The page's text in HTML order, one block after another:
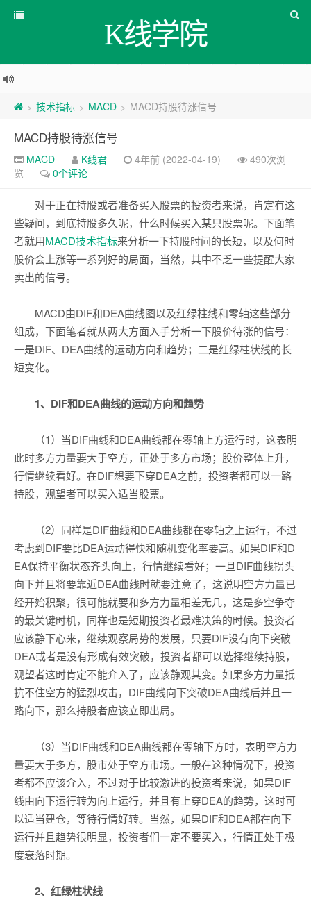
K线学院
> 技术指标 > MACD > MACD持股待涨信号
MACD持股待涨信号
MACD K线君 4年前 (2022-04-19)
490次浏
览
0个评论
对于正在持股或者准备买入股票的投资者来说，肯定有这
些疑问，到底持股多久呢，什么时候买入某只股票呢。下面笔
者就用MACD技术指标来分析一下持股时间的长短，以及何时
股价会上涨等一系列好的局面，当然，其中不乏一些提醒大家
卖出的信号。
MACD由DIF和DEA曲线图以及红绿柱线和零轴这些部分
组成，下面笔者就从两大方面入手分析一下股价待涨的信号：
一是DIF、DEA曲线的运动方向和趋势；二是红绿柱状线的长
短变化。
1、DIF和DEA曲线的运动方向和趋势
（1）当DIF曲线和DEA曲线都在零轴上方运行时，这表明
此时多方力量要大于空方，正处于多方市场；股价整体上升，
行情继续看好。在DIF想要下穿DEA之前，投资者都可以一路
持股，观望者可以买入适当股票。
（2）同样是DIF曲线和DEA曲线都在零轴之上运行，不过
考虑到DIF要比DEA运动得快和随机变化率要高。如果DIF和D
EA保持平衡状态齐头向上，行情继续看好；一旦DIF曲线拐头
向下并且将要靠近DEA曲线时就要注意了，这说明空方力量已
经开始积聚，很可能就要和多方力量相差无几，这是多空争夺
的最关键时机，同样也是短期投资者最难决策的时候。投资者
应该静下心来，继续观察局势的发展，只要DIF没有向下突破
DEA或者是没有形成有效突破，投资者都可以选择继续持股，
观望者这时肯定不能介入了，应该静观其变。如果多方力量抵
抗不住空方的猛烈攻击，DIF曲线向下突破DEA曲线后并且一
路向下，那么持股者应该立即出局。
（3）当DIF曲线和DEA曲线都在零轴下方时，表明空方力
量要大于多方，股市处于空方市场。一般在这种情况下，投资
者都不应该介入，不过对于比较激进的投资者来说，如果DIF
线由向下运行转为向上运行，并且有上穿DEA的趋势，这时可
以适当建仓，等待行情好转。当然，如果DIF和DEA都在向下
运行并且趋势很明显，投资者们一定不要买入，行情正处于极
度衰落时期。
2、红绿柱状线